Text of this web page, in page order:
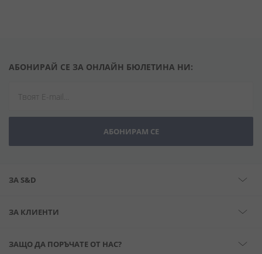
АБОНИРАЙ СЕ ЗА ОНЛАЙН БЮЛЕТИНА НИ:
АБОНИРАМ СЕ
ЗА S&D
ЗА КЛИЕНТИ
ЗАЩО ДА ПОРЪЧАТЕ ОТ НАС?